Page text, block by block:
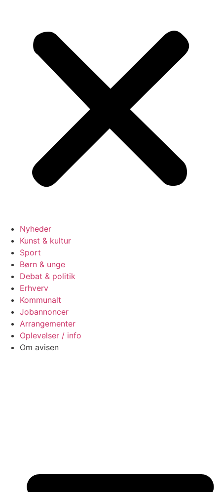
Nyheder
Kunst & kultur
Sport
Børn & unge
Debat & politik
Erhverv
Kommunalt
Jobannoncer
Arrangementer
Oplevelser / info
Om avisen